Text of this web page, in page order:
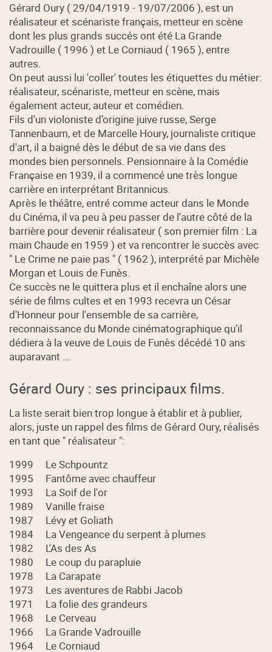
Gérard Oury ( 29/04/1919 - 19/07/2006 ), est un
réalisateur et scénariste français, metteur en scène
dont les plus grands succés ont été La Grande
Vadrouille ( 1996 ) et Le Corniaud ( 1965 ), entre
autres.
On peut aussi lui 'coller' toutes les étiquettes du métier:
réalisateur, scénariste, metteur en scène, mais
également acteur, auteur et comédien.
Fils d'un violoniste d’origine juive russe, Serge
Tannenbaum, et de Marcelle Houry, journaliste critique
d'art, il a baigné dès le début de sa vie dans des
mondes bien personnels. Pensionnaire à la Comédie
Française en 1939, il a commencé une très longue
carrière en interprétant Britannicus.
Après le théâtre, entré comme acteur dans le Monde
du Cinéma, il va peu à peu passer de l'autre côté de la
barrière pour devenir réalisateur ( son premier film : La
main Chaude en 1959 ) et va rencontrer le succès avec
" Le Crime ne paie pas " ( 1962 ), interprété par Michèle
Morgan et Louis de Funès.
Ce succès ne le quittera plus et il enchaîne alors une
série de films cultes et en 1993 recevra un César
d'Honneur pour l'ensemble de sa carrière,
reconnaissance du Monde cinématographique qu'il
dédiera à la veuve de Louis de Funès décédé 10 ans
auparavant ...
Gérard Oury : ses principaux films.
La liste serait bien trop longue à établir et à publier,
alors, juste un rappel des films de Gérard Oury, réalisés
en tant que " réalisateur ":
1999 Le Schpountz
1995 Fantôme avec chauffeur
1993 La Soif de l'or
1989 Vanille fraise
1987 Lévy et Goliath
1984 La Vengeance du serpent à plumes
1982 L'As des As
1980 Le coup du parapluie
1978 La Carapate
1973 Les aventures de Rabbi Jacob
1971 La folie des grandeurs
1968 Le Cerveau
1966 La Grande Vadrouille
1964 Le Corniaud